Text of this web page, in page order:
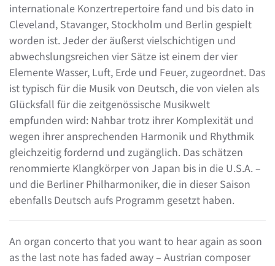
internationale Konzertrepertoire fand und bis dato in
Cleveland, Stavanger, Stockholm und Berlin gespielt
worden ist. Jeder der äußerst vielschichtigen und
abwechslungsreichen vier Sätze ist einem der vier
Elemente Wasser, Luft, Erde und Feuer, zugeordnet. Das
ist typisch für die Musik von Deutsch, die von vielen als
Glücksfall für die zeitgenössische Musikwelt
empfunden wird: Nahbar trotz ihrer Komplexität und
wegen ihrer ansprechenden Harmonik und Rhythmik
gleichzeitig fordernd und zugänglich. Das schätzen
renommierte Klangkörper von Japan bis in die U.S.A. –
und die Berliner Philharmoniker, die in dieser Saison
ebenfalls Deutsch aufs Programm gesetzt haben.
An organ concerto that you want to hear again as soon
as the last note has faded away – Austrian composer